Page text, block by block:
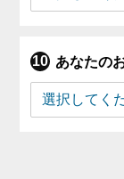
あなたの